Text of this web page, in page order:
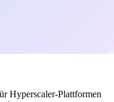
Hyperscaler-Plattformen